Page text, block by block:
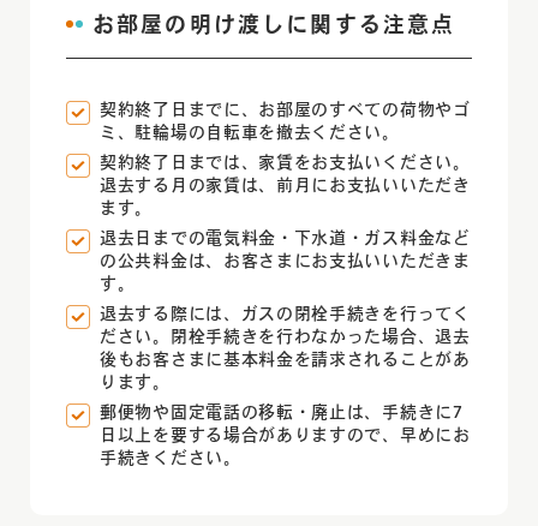
お部屋の明け渡しに関する注意点
契約終了日までに、お部屋のすべての荷物やゴ
ミ、駐輪場の自転車を撤去ください。
契約終了日までは、家賃をお支払いください。
退去する月の家賃は、前月にお支払いいただき
ます。
退去日までの電気料金・下水道・ガス料金など
の公共料金は、お客さまにお支払いいただきま
す。
退去する際には、ガスの閉栓手続きを行ってく
ださい。閉栓手続きを行わなかった場合、退去
後もお客さまに基本料金を請求されることがあ
ります。
郵便物や固定電話の移転・廃止は、手続きに7
日以上を要する場合がありますので、早めにお
手続きください。